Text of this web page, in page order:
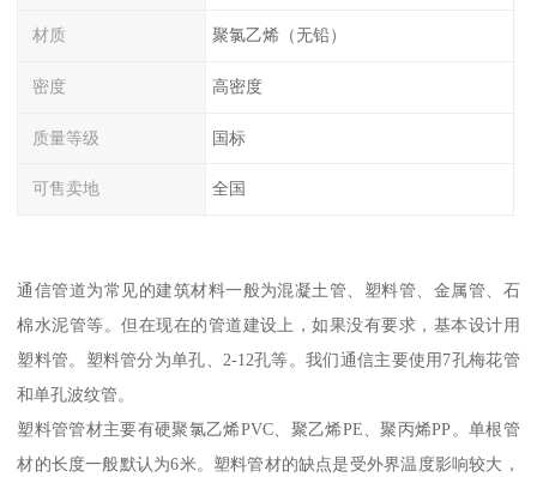
材质 聚氯乙烯（无铅）
密度 高密度
质量等级 国标
可售卖地 全国
通信管道为常见的建筑材料一般为混凝土管、塑料管、金属管、石
棉水泥管等。但在现在的管道建设上，如果没有要求，基本设计用
塑料管。塑料管分为单孔、2-12孔等。我们通信主要使用7孔梅花管
和单孔波纹管。
塑料管管材主要有硬聚氯乙烯PVC、聚乙烯PE、聚丙烯PP。单根管
材的长度一般默认为6米。塑料管材的缺点是受外界温度影响较大，